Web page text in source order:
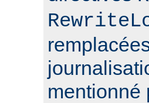
mentionné